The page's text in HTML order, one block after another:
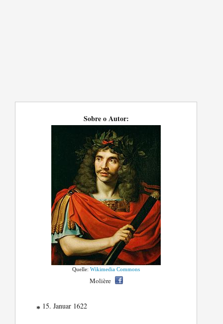
Sobre o Autor:
Quelle:Wikimedia Commons
Molière
* 15. Januar 1622